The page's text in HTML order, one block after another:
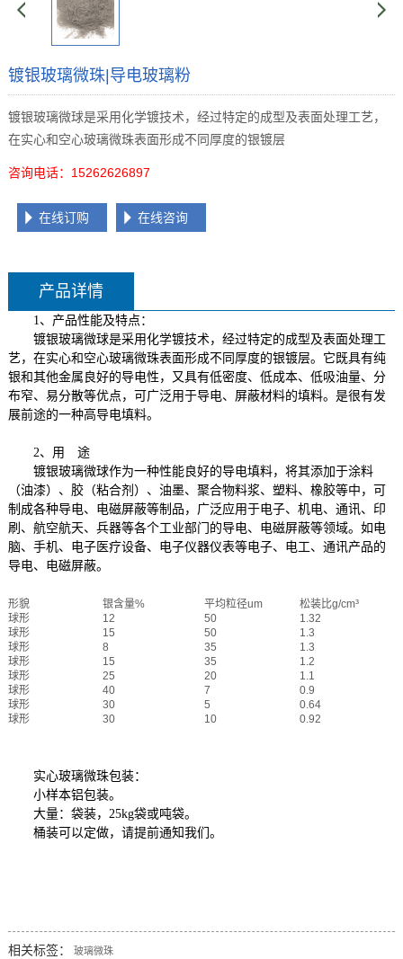
镀银玻璃微珠|导电玻璃粉
镀银玻璃微球是采用化学镀技术，经过特定的成型及表面处理工艺，
在实心和空心玻璃微珠表面形成不同厚度的银镀层
咨询电话：15262626897
在线订购 在线咨询
产品详情
1、产品性能及特点：
镀银玻璃微球是采用化学镀技术，经过特定的成型及表面处理工
艺，在实心和空心玻璃微珠表面形成不同厚度的银镀层。它既具有纯
银和其他金属良好的导电性，又具有低密度、低成本、低吸油量、分
布窄、易分散等优点，可广泛用于导电、屏蔽材料的填料。是很有发
展前途的一种高导电填料。
2、用 途
镀银玻璃微球作为一种性能良好的导电填料，将其添加于涂料
（油漆）、胶（粘合剂）、油墨、聚合物料浆、塑料、橡胶等中，可
制成各种导电、电磁屏蔽等制品，广泛应用于电子、机电、通讯、印
刷、航空航天、兵器等各个工业部门的导电、电磁屏蔽等领域。如电
脑、手机、电子医疗设备、电子仪器仪表等电子、电工、通讯产品的
导电、电磁屏蔽。
形貌 银含量% 平均粒径um
松装比g/cm³
球形
12 50
1.32
球形
15 50
1.3
球形
8 35
1.3
球形
15 35
1.2
球形
25 20
1.1
球形
40 7
0.9
球形
30 5
0.64
球形
30 10 0.92
实心玻璃微珠包装：
小样本铝包装。
大量：袋装，25kg袋或吨袋。
桶装可以定做，请提前通知我们。
相关标签： 玻璃微珠